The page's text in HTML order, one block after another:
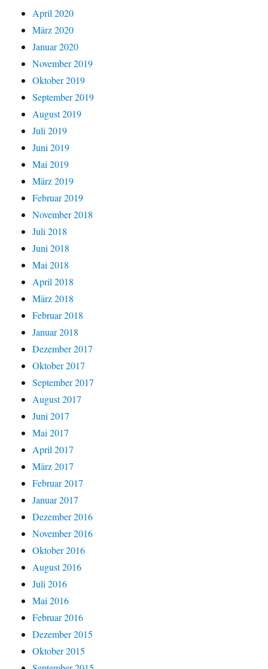
April 2020
März 2020
Januar 2020
November 2019
Oktober 2019
September 2019
August 2019
Juli 2019
Juni 2019
Mai 2019
März 2019
Februar 2019
November 2018
Juli 2018
Juni 2018
Mai 2018
April 2018
März 2018
Februar 2018
Januar 2018
Dezember 2017
Oktober 2017
September 2017
August 2017
Juni 2017
Mai 2017
April 2017
März 2017
Februar 2017
Januar 2017
Dezember 2016
November 2016
Oktober 2016
August 2016
Juli 2016
Mai 2016
Februar 2016
Dezember 2015
Oktober 2015